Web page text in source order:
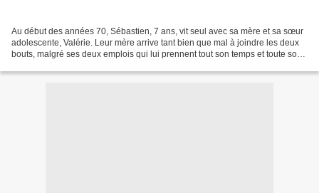
Au début des années 70, Sébastien, 7 ans, vit seul avec sa mère et sa sœur
adolescente, Valérie. Leur mère arrive tant bien que mal à joindre les deux
bouts, malgré ses deux emplois qui lui prennent tout son temps et toute son